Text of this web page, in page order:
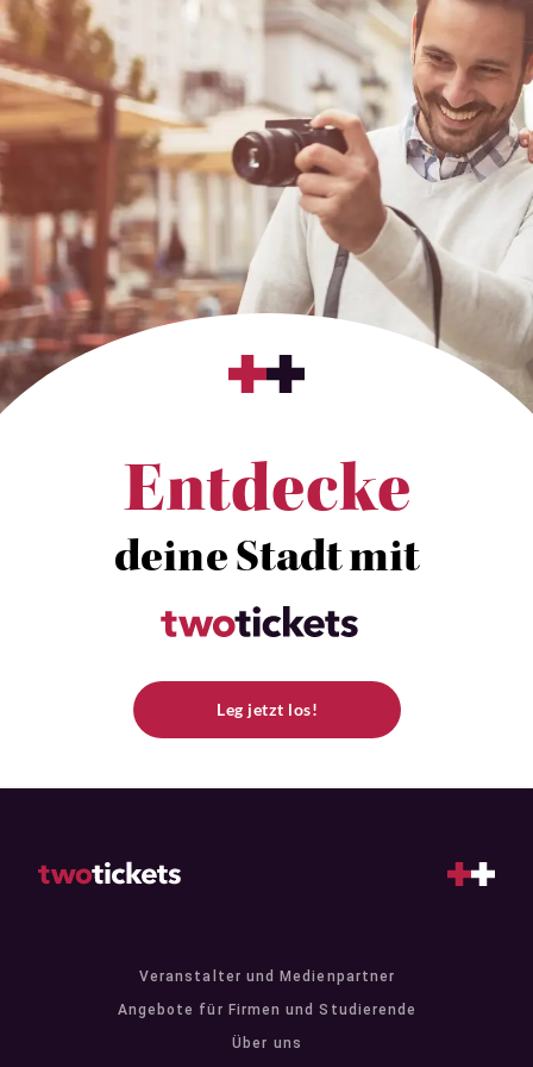
Entdecke
deine Stadt mit
Leg jetzt los!
Veranstalter und Medienpartner
Angebote für Firmen und Studierende
Über uns